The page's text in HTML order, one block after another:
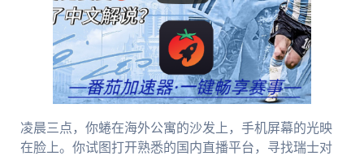
凌晨三点，你蜷在海外公寓的沙发上，手机屏幕的光映
在脸上。你试图打开熟悉的国内直播平台，寻找瑞士对